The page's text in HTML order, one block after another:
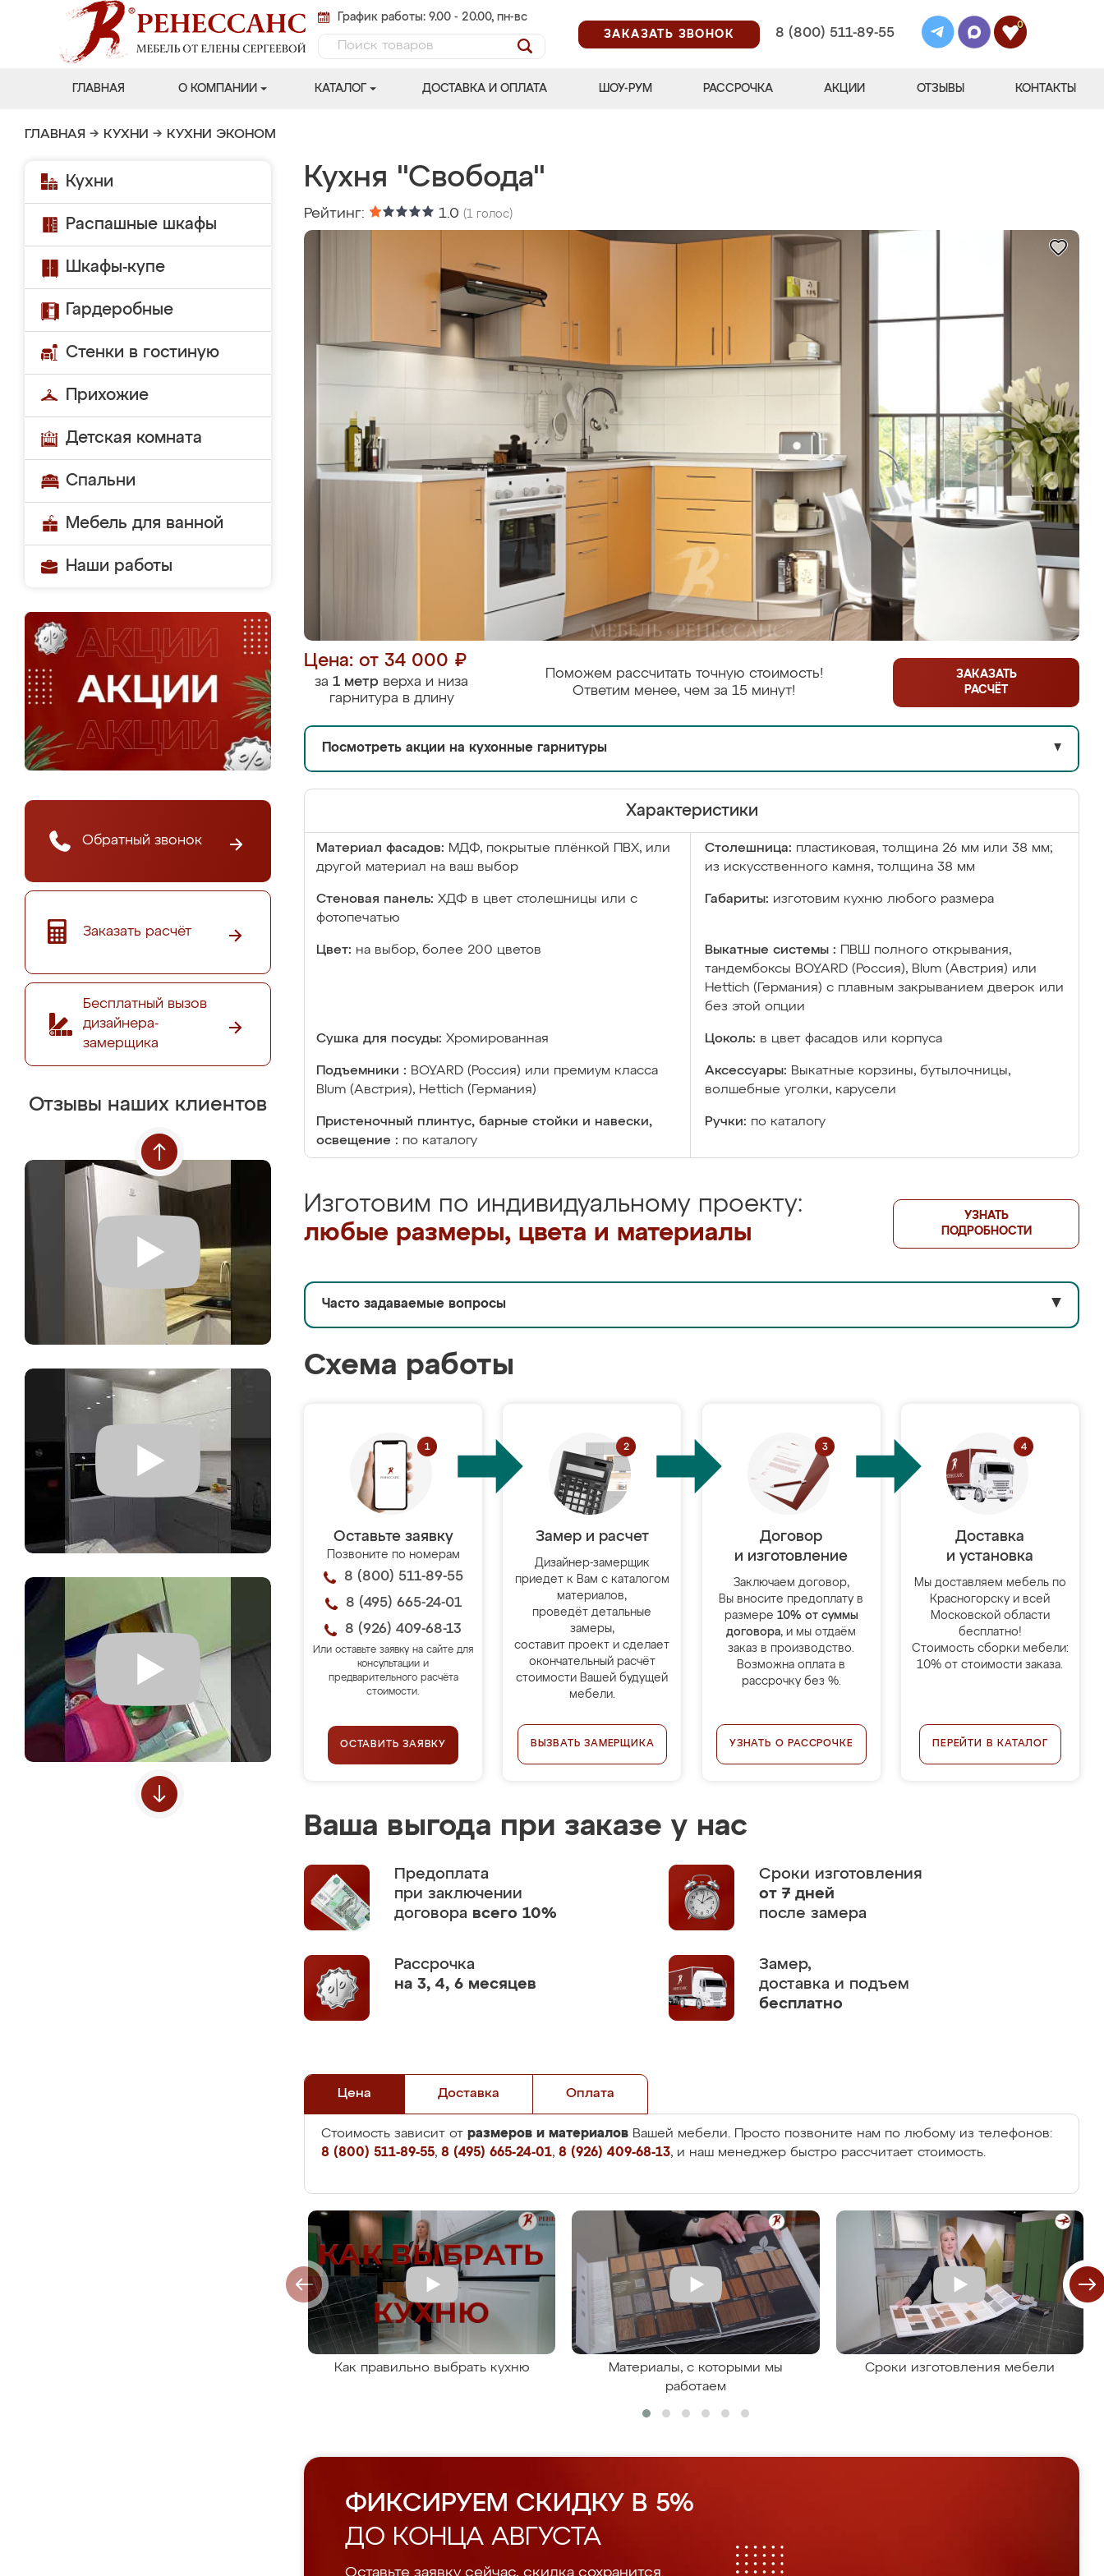
График работы: 9.00 - 20.00, пн-вс
ЗАКАЗАТЬ ЗВОНОК
8 (800) 511-89-55
0
ГЛАВНАЯ О КОМПАНИИ КАТАЛОГ ДОСТАВКА И ОПЛАТА ШОУ-РУМ РАССРОЧКА АКЦИИ ОТЗЫВЫ КОНТАКТЫ
ГЛАВНАЯ → КУХНИ → КУХНИ ЭКОНОМ
Кухни
Распашные шкафы
Шкафы-купе
Гардеробные
Стенки в гостиную
Прихожие
Детская комната
Спальни
Мебель для ванной
Наши работы
Обратный звонок
Заказать расчёт
Бесплатный вызов
дизайнера-
замерщика
Отзывы наших клиентов
Кухня "Свобода"
Рейтинг: 1.0 (1 голос)
Цена: от 34 000 ₽
за 1 метр верха и низа
гарнитура в длину
Поможем рассчитать точную стоимость!
Ответим менее, чем за 15 минут!
ЗАКАЗАТЬ
РАСЧЁТ
Посмотреть акции на кухонные гарнитуры ▼
Характеристики
Материал фасадов: МДФ, покрытые плёнкой ПВХ, или
другой материал на ваш выбор
Столешница: пластиковая, толщина 26 мм или 38 мм;
из искусственного камня, толщина 38 мм
Стеновая панель: ХДФ в цвет столешницы или с
фотопечатью
Габариты: изготовим кухню любого размера
Цвет: на выбор, более 200 цветов Выкатные системы :
ПВШ полного открывания,
тандембоксы BOYARD (Россия), Blum (Австрия) или
Hettich (Германия) с плавным закрыванием дверок или
без этой опции
Сушка для посуды: Хромированная Цоколь: в цвет фасадов или корпуса
Подъемники : BOYARD (Россия) или премиум класса
Blum (Австрия), Hettich (Германия)
Аксессуары: Выкатные корзины, бутылочницы,
волшебные уголки, карусели
Пристеночный плинтус, барные стойки и навески,
освещение : по каталогу
Ручки: по каталогу
Изготовим по индивидуальному проекту:
любые размеры, цвета и материалы
УЗНАТЬ
ПОДРОБНОСТИ
Часто задаваемые вопросы ▼
Схема работы
Оставьте заявку
Позвоните по номерам
8 (800) 511-89-55
8 (495) 665-24-01
8 (926) 409-68-13
Или оставьте заявку на сайте для
консультации и
предварительного расчёта
стоимости.
ОСТАВИТЬ ЗАЯВКУ
Замер и расчет
Дизайнер-замерщик
приедет к Вам с каталогом
материалов,
проведёт детальные
замеры,
составит проект и сделает
окончательный расчёт
стоимости Вашей будущей
мебели.
ВЫЗВАТЬ ЗАМЕРЩИКА
Договор
и изготовление
Заключаем договор,
Вы вносите предоплату в
размере 10% от суммы
договора, и мы отдаём
заказ в производство.
Возможна оплата в
рассрочку без %.
УЗНАТЬ О РАССРОЧКЕ
Доставка
и установка
Мы доставляем мебель по
Красногорску и всей
Московской области
бесплатно!
Стоимость сборки мебели:
10% от стоимости заказа.
ПЕРЕЙТИ В КАТАЛОГ
Ваша выгода при заказе у нас
Предоплата
при заключении
договора всего 10%
Сроки изготовления
от 7 дней
после замера
Рассрочка
на 3, 4, 6 месяцев
Замер,
доставка и подъем
бесплатно
Цена Доставка Оплата
Стоимость зависит от размеров и материалов Вашей мебели. Просто позвоните нам по любому из телефонов:
8 (800) 511-89-55, 8 (495) 665-24-01, 8 (926) 409-68-13, и наш менеджер быстро рассчитает стоимость.
Как правильно выбрать кухню
Материалы, с которыми мы
работаем
Сроки изготовления мебели
ФИКСИРУЕМ СКИДКУ В 5%
ДО КОНЦА АВГУСТА
Оставьте заявку сейчас, скидка сохранится.